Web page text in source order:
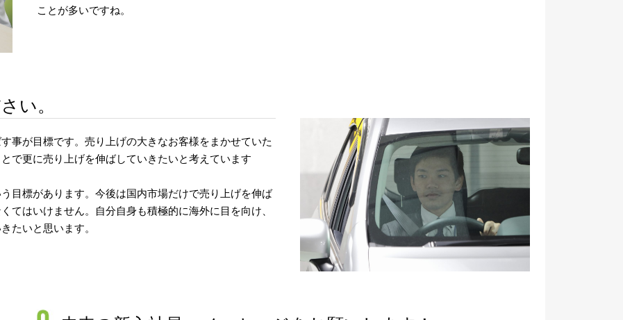
ことが多いですね。
い。
事が目標です。売り上げの大きなお客様をまかせていた
で更に売り上げを伸ばしていきたいと考えています
目標があります。今後は国内市場だけで売り上げを伸ば
てはいけません。自分自身も積極的に海外に目を向け、
たいと思います。